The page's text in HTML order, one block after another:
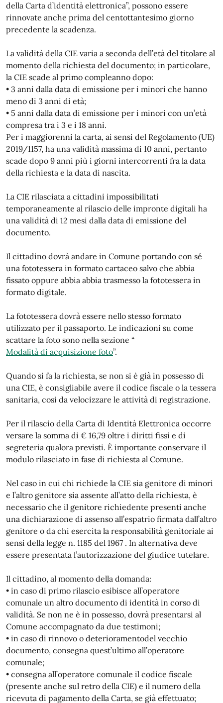
della Carta d’identità elettronica”, possono essere
rinnovate anche prima del centottantesimo giorno
precedente la scadenza.
La validità della CIE varia a seconda dell’età del titolare al
momento della richiesta del documento; in particolare,
la CIE scade al primo compleanno dopo:
• 3 anni dalla data di emissione per i minori che hanno
meno di 3 anni di età;
• 5 anni dalla data di emissione per i minori con un’età
compresa tra i 3 e i 18 anni.
Per i maggiorenni la carta, ai sensi del Regolamento (UE)
2019/1157, ha una validità massima di 10 anni, pertanto
scade dopo 9 anni più i giorni intercorrenti fra la data
della richiesta e la data di nascita.
La CIE rilasciata a cittadini impossibilitati
temporaneamente al rilascio delle impronte digitali ha
una validità di 12 mesi dalla data di emissione del
documento.
Il cittadino dovrà andare in Comune portando con sé
una fototessera in formato cartaceo salvo che abbia
fissato oppure abbia abbia trasmesso la fototessera in
formato digitale.
La fototessera dovrà essere nello stesso formato
utilizzato per il passaporto. Le indicazioni su come
scattare la foto sono nella sezione “
Modalità di acquisizione foto”.
Quando si fa la richiesta, se non si è già in possesso di
una CIE, è consigliabile avere il codice fiscale o la tessera
sanitaria, così da velocizzare le attività di registrazione.
Per il rilascio della Carta di Identità Elettronica occorre
versare la somma di € 16,79 oltre i diritti fissi e di
segreteria qualora previsti. È importante conservare il
modulo rilasciato in fase di richiesta al Comune.
Nel caso in cui chi richiede la CIE sia genitore di minori
e l’altro genitore sia assente all’atto della richiesta, è
necessario che il genitore richiedente presenti anche
una dichiarazione di assenso all’espatrio firmata dall’altro
genitore o da chi esercita la responsabilità genitoriale ai
sensi della legge n. 1185 del 1967 . In alternativa deve
essere presentata l’autorizzazione del giudice tutelare.
Il cittadino, al momento della domanda:
• in caso di primo rilascio esibisce all’operatore
comunale un altro documento di identità in corso di
validità. Se non ne è in possesso, dovrà presentarsi al
Comune accompagnato da due testimoni;
• in caso di rinnovo o deterioramentodel vecchio
documento, consegna quest’ultimo all’operatore
comunale;
• consegna all’operatore comunale il codice fiscale
(presente anche sul retro della CIE) e il numero della
ricevuta di pagamento della Carta, se già effettuato;